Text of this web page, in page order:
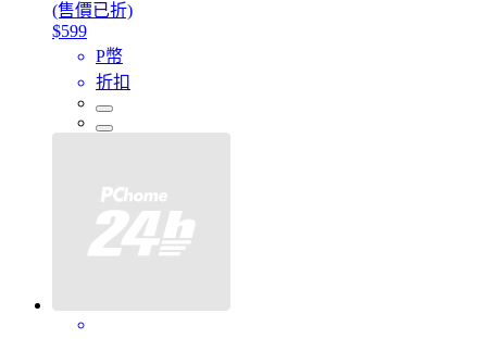
(售價已折)
$599
P幣
折扣